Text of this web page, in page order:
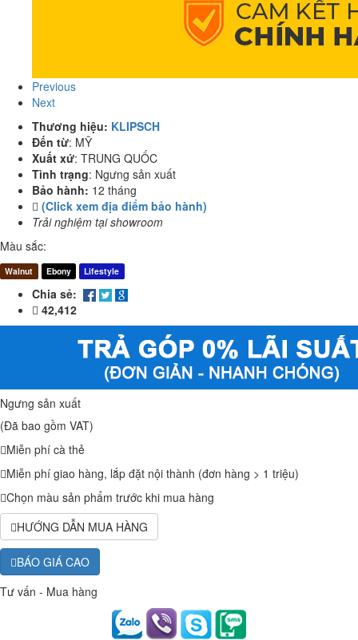
Previous
Next
Thương hiệu: KLIPSCH
Đến từ: MỸ
Xuất xứ: TRUNG QUỐC
Tình trạng: Ngưng sản xuất
Bảo hành: 12 tháng
(Click xem địa điểm bảo hành)
Trải nghiệm tại showroom
Màu sắc:
Walnut Ebony Lifestyle
Chia sẻ:
42,412
Ngưng sản xuất
(Đã bao gồm VAT)
Miễn phí cà thẻ
Miễn phí giao hàng, lắp đặt nội thành (đơn hàng > 1 triệu)
Chọn màu sản phẩm trước khi mua hàng
HƯỚNG DẪN MUA HÀNG
BÁO GIÁ CAO
Tư vấn - Mua hàng